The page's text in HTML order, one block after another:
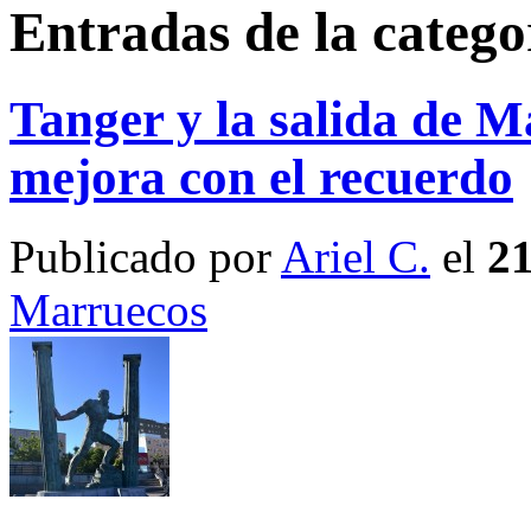
Entradas de la
Tanger y la salida de
mejora con el recuerdo
Publicado por Ariel C. el
Marruecos